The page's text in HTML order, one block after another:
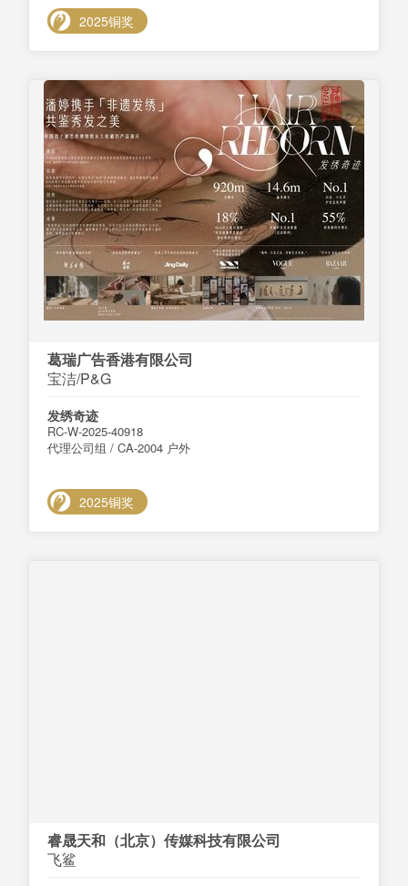
2025铜奖
葛瑞广告香港有限公司
宝洁/P&G
发绣奇迹
RC-W-2025-40918
代理公司组 / CA-2004 户外
2025铜奖
睿晟天和（北京）传媒科技有限公司
飞鲨